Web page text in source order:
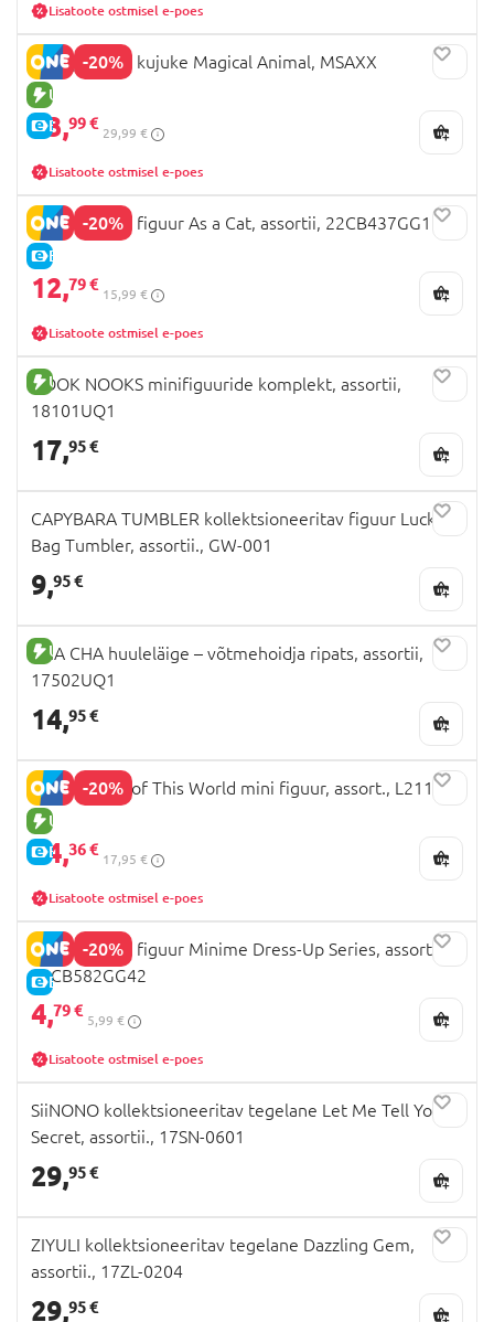
Lisatoote ostmisel e-poes
-20%
UUS TOODE
E-HIND
SURI plüüsist kujuke Magical Animal, MSAXX
23,99 €
29,99 €
Lisatoote ostmisel e-poes
-20%
E-HIND
PANDA ROLL figuur As a Cat, assortii, 22CB437GG13
12,79 €
15,99 €
Lisatoote ostmisel e-poes
UUS TOODE
NOOK NOOKS minifiguuride komplekt, assortii,
18101UQ1
17,95 €
CAPYBARA TUMBLER kollektsioneeritav figuur Lucky
Bag Tumbler, assortii., GW-001
9,95 €
UUS TOODE
CHA CHA huuleläige – võtmehoidja ripats, assortii,
17502UQ1
14,95 €
-20%
UUS TOODE
E-HIND
MOMIJI Out of This World mini figuur, assort., L21102
14,36 €
17,95 €
Lisatoote ostmisel e-poes
-20%
E-HIND
PANDA ROLL figuur Minime Dress-Up Series, assortii,
24CB582GG42
4,79 €
5,99 €
Lisatoote ostmisel e-poes
SiiNONO kollektsioneeritav tegelane Let Me Tell You A
Secret, assortii., 17SN-0601
29,95 €
ZIYULI kollektsioneeritav tegelane Dazzling Gem,
assortii., 17ZL-0204
29,95 €